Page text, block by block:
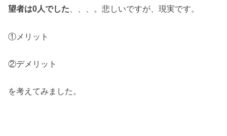
望者は0人でした 、、、。悲しいですが、現実です。
①メリット
②デメリット
を考えてみました。